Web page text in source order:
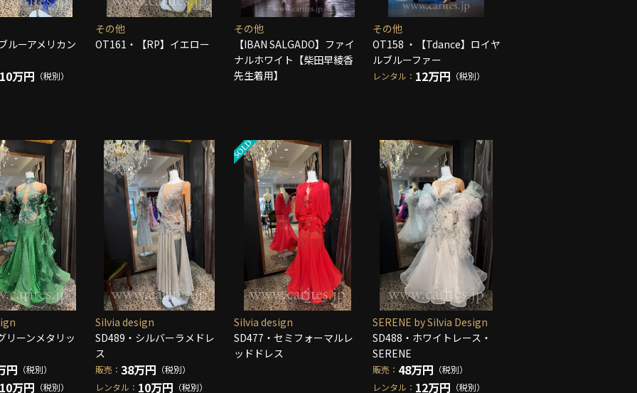
ルーアメリカン
万円 （税別）
その他
OT161・【RP】イエロー
その他
【IBAN SALGADO】ファイ
ナルホワイト【柴田早綾香
先生着用】
その他
OT158 ・【Tdance】ロイヤ
ルブルーファー
レンタル： 12万円 （税別）
リーンメタリッ
円 （税別）
万円 （税別）
Silvia design
SD489・シルバーラメドレ
ス
販売： 38万円 （税別）
レンタル： 10万円 （税別）
Silvia design
SD477・セミフォーマルレ
ッドドレス
SERENE by Silvia Design
SD488・ホワイトレース・
SERENE
販売： 48万円 （税別）
レンタル： 12万円 （税別）